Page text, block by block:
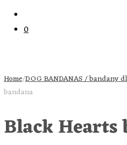
0
Home/DOG BANDANAS / bandany
bandana
Black Hearts